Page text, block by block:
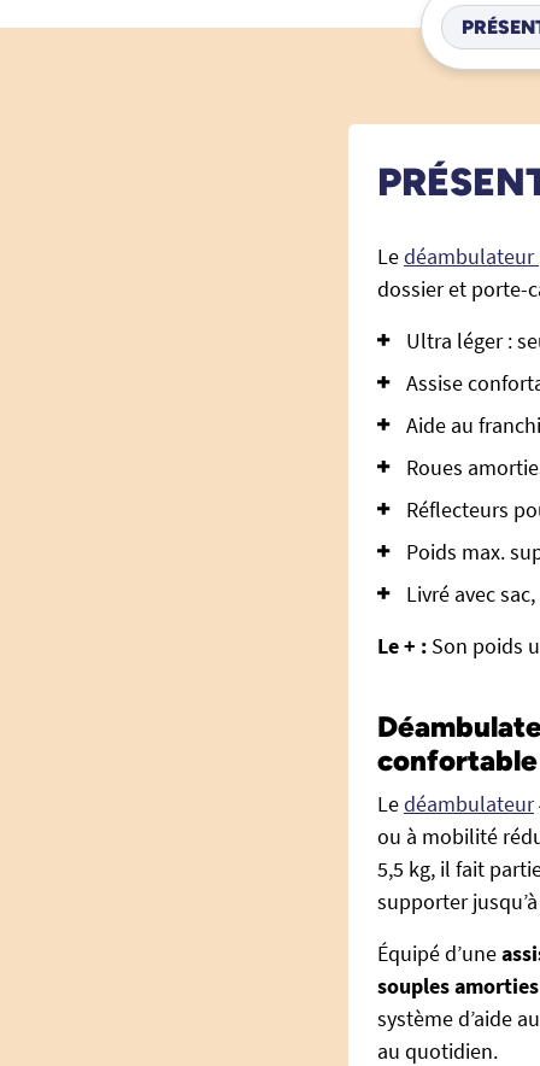
Le
dossier et porte-
Ultra léger :
Assise
Aide au
Roues
Réflecteurs
Poids max.
Livré avec
Le + : Son poids
confortable
Ledéambulateur
ou à mobilité
5,5 kg, il fait
supporter
Équipé d’une
souples amorties
système d’aide
au quotidien.